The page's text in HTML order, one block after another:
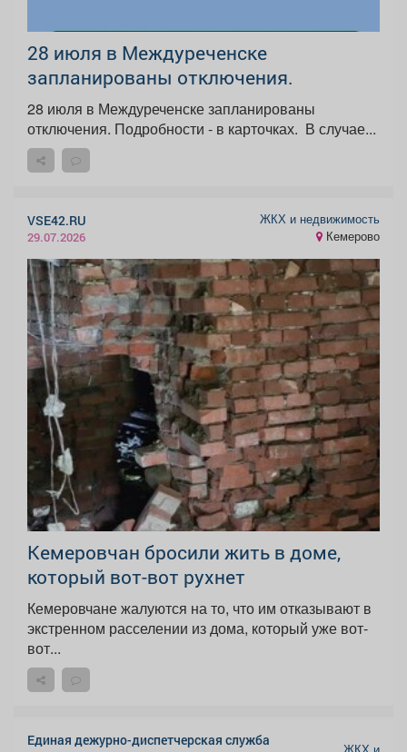
28 июля в Междуреченске
запланированы отключения.
28 июля в Междуреченске запланированы
отключения. Подробности - в карточках. ️ В случае...
VSE42.RU
29.07.2026
ЖКХ и недвижимость
Кемерово
Кемеровчан бросили жить в доме,
который вот-вот рухнет
Кемеровчане жалуются на то, что им отказывают в
экстренном расселении из дома, который уже вот-
вот...
Единая дежурно-диспетчерская служба